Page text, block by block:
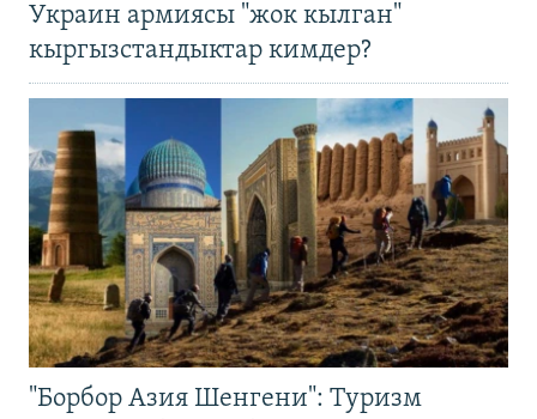
Украин армиясы "жок кылган"
кыргызстандыктар кимдер?
"Борбор Азия Шенгени": Туризм